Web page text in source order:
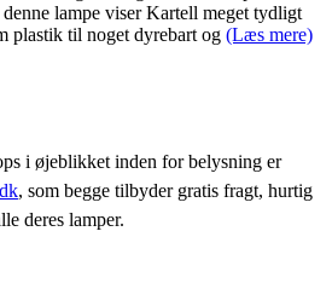
lampe viser Kartell meget tydligt
plastik til noget dyrebart og (Læs mere)
i øjeblikket inden for belysning er
, som begge tilbyder gratis fragt, hurtig
deres lamper.